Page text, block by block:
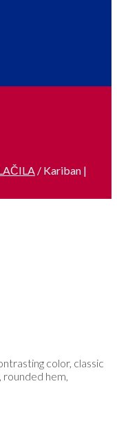
/ Kariban |
color, classic
hem,